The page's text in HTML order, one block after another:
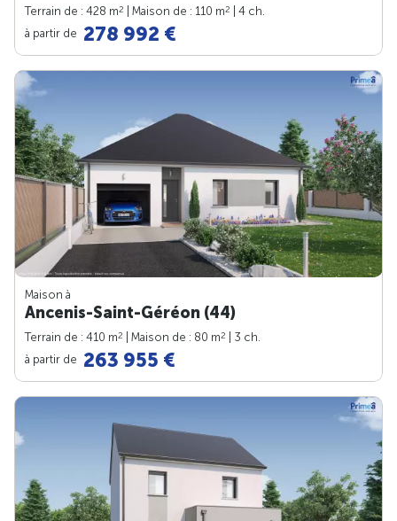
Terrain de : 428 m2 | Maison de : 110 m2
| 4 ch.
à partir de 278 992 €
Maison à
Ancenis-Saint-Géréon (44)
Terrain de : 410 m2 | Maison de : 80 m2
| 3 ch.
à partir de 263 955 €